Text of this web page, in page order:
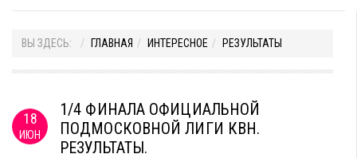
ВЫ ЗДЕСЬ: ГЛАВНАЯ ИНТЕРЕСНОЕ РЕЗУЛЬТАТЫ
18
ИЮН
1/4 ФИНАЛА ОФИЦИАЛЬНОЙ
ПОДМОСКОВНОЙ ЛИГИ КВН.
РЕЗУЛЬТАТЫ.